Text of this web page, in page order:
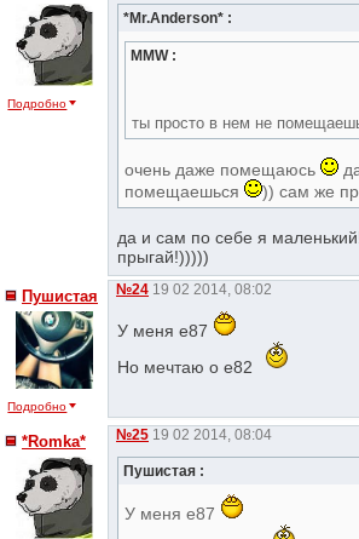
Подробно
*Mr.Anderson* :
MMW :
ты просто в нем не
очень даже помещаюсь
помещаешься
)) сам же
да и сам по себе я
прыгай!)))))
Пушистая
Подробно
№24 19 02 2014, 08:02
У меня е87
Но мечтаю о е82
*Romka* №25 19 02 2014, 08:04
Пушистая :
У меня е87